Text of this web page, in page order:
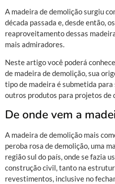
A madeira de demolição surgiu
década passada e, desde então,
reaproveitamento dessas
mais admiradores.
Neste artigo você poderá
de madeira de demolição, sua
tipo de madeira é submetida
outros produtos para projetos de
De onde vem a
A madeira de demolição mais
peroba rosa de demolição, uma
região sul do país, onde se fazia
construção civil, tanto na
revestimentos, inclusive no